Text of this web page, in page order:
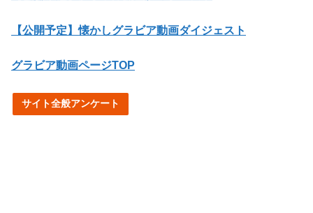
【公開予定】懐かしグラビア動画ダイジェスト
グラビア動画ページTOP
サイト全般アンケート